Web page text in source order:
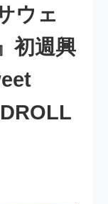
ウェ
初週興